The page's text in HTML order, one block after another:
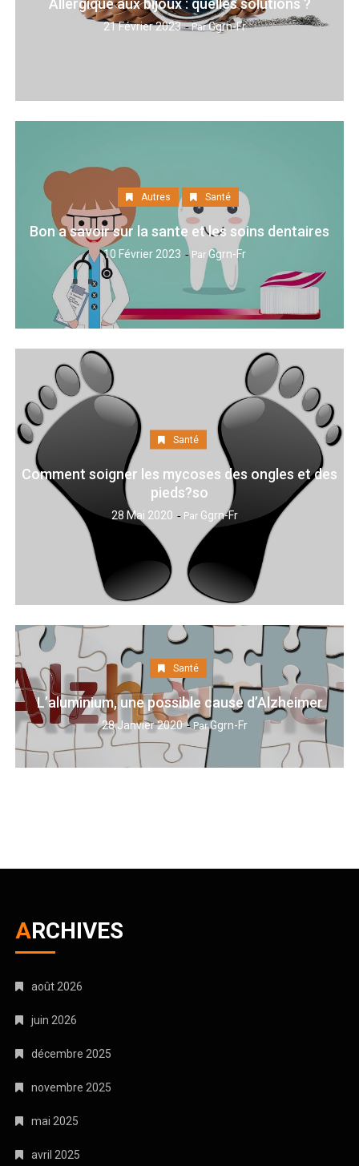
21 Février 2023 ParGgrn-Fr
Autres Santé
Bon a savoir sur la sante et les soins dentaires
10 Février 2023 ParGgrn-Fr
Santé
Comment soigner les mycoses des ongles et des
pieds?so
28 Mai 2020 Par Ggrn-Fr
Santé
L’aluminium, une possible cause d’Alzheimer
28 Janvier 2020 ParGgrn-Fr
ARCHIVES
août 2026
juin 2026
décembre 2025
novembre 2025
mai 2025
avril 2025